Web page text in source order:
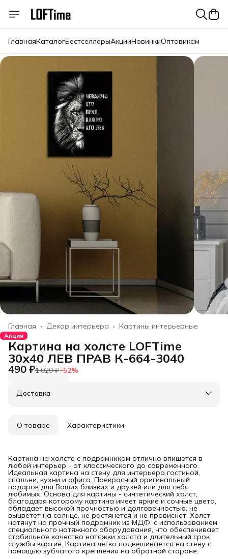
ГлавнаяКаталогБестселлерыАкцииНовинкиОптовикам
Картины интерьерные
Декор интерьера ›
Главная ›
Акция
Картина на холсте LOFTime
30х40 ЛЕВ ПРАВ К-664-3040
490 ₽1 029 ₽−52%
Доставка
О товаре Характеристики
Картина на холсте с подрамником отлично впишется в
любой интерьер - от классического до современного.
Идеальная картина на стену для интерьера гостиной,
спальни, кухни и офиса. Прекрасный оригинальный
подарок для Ваших близких и друзей или для себя
любимых. Основа для картины - синтетический холст,
благодаря которому картина имеет яркие и сочные цвета,
обладает высокой прочностью и долговечностью, не
выцветет на солнце, не растянется и не провиснет. Холст
натянут на прочный подрамник из МДФ, с использованием
специального натяжного оборудования, что обеспечивает
стабильное качество натяжки холста и длительный срок
службы картин. Картина легко подвешивается на стену с
помощью зубчатого крепления на обратной стороне.